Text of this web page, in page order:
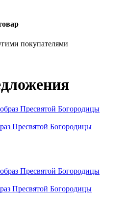
покупателями
Пресвятой Богородицы
Пресвятой Богородицы